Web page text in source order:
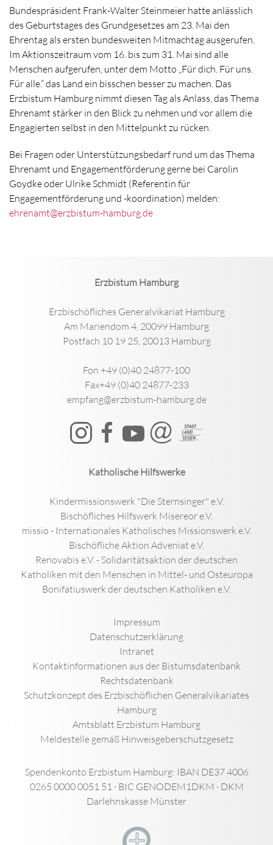
Bundespräsident Frank-Walter Steinmeier hatte anlässlich
des Geburtstages des Grundgesetzes am 23. Mai den
Ehrentag als ersten bundesweiten Mitmachtag ausgerufen.
Im Aktionszeitraum vom 16. bis zum 31. Mai sind alle
Menschen aufgerufen, unter dem Motto „Für dich. Für uns.
Für alle.“ das Land ein bisschen besser zu machen. Das
Erzbistum Hamburg nimmt diesen Tag als Anlass, das Thema
Ehrenamt stärker in den Blick zu nehmen und vor allem die
Engagierten selbst in den Mittelpunkt zu rücken.
Bei Fragen oder Unterstützungsbedarf rund um das Thema
Ehrenamt und Engagementförderung gerne bei Carolin
Goydke oder Ulrike Schmidt (Referentin für
Engagementförderung und -koordination) melden:
ehrenamt@erzbistum-hamburg.de
Erzbistum Hamburg
Erzbischöfliches Generalvikariat Hamburg
Am Mariendom 4, 20099 Hamburg
Postfach 10 19 25, 20013 Hamburg
Fon +49 (0)40 24877-100
Fax+49 (0)40 24877-233
empfang@erzbistum-hamburg.de
Katholische Hilfswerke
Kindermissionswerk "Die Sternsinger" e.V.
Bischöfliches Hilfswerk Misereor e.V.
missio - Internationales Katholisches Missionswerk e.V.
Bischöfliche Aktion Adveniat e.V.
Renovabis e.V. - Solidaritätsaktion der deutschen
Katholiken mit den Menschen in Mittel- und Osteuropa
Bonifatiuswerk der deutschen Katholiken e.V.
Impressum
Datenschutzerklärung
Intranet
Kontaktinformationen aus der Bistumsdatenbank
Rechtsdatenbank
Schutzkonzept des Erzbischöflichen Generalvikariates
Hamburg
Amtsblatt Erzbistum Hamburg
Meldestelle gemäß Hinweisgeberschutzgesetz
Spendenkonto Erzbistum Hamburg: IBAN DE37 4006
0265 0000 0051 51 · BIC GENODEM1DKM · DKM
Darlehnskasse Münster